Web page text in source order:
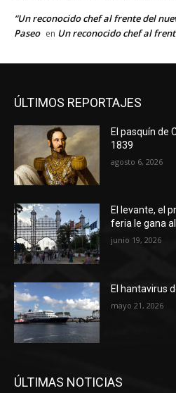
“Un reconocido chef al frente del
Paseo en Un reconocido chef al
ÚLTIMOS REPORTAJES
El pasquín de
1839
agosto 6, 2026
El levante, el
feria le gana
junio 19, 2026
El hantavirus
mayo 21, 2026
ÚLTIMAS NOTICIAS